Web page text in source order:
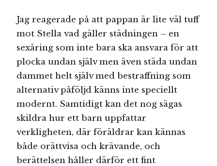
Jag reagerade på att pappan är lite väl tuff
mot Stella vad gäller städningen – en
sexåring som inte bara ska ansvara för att
plocka undan själv men även städa undan
dammet helt själv med bestraffning som
alternativ påföljd känns inte speciellt
modernt. Samtidigt kan det nog sägas
skildra hur ett barn uppfattar
verkligheten, där föräldrar kan kännas
både orättvisa och krävande, och
berättelsen håller därför ett fint